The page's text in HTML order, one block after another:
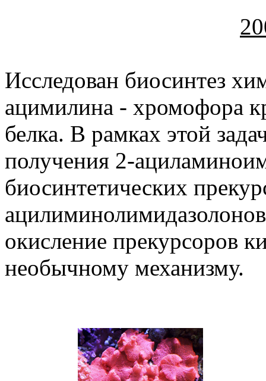
Исследован биосинтез
ацимилина - хромофора
белка. В рамках этой
получения 2-
биосинтетических
окисление прекурсоров
необычному механизму.